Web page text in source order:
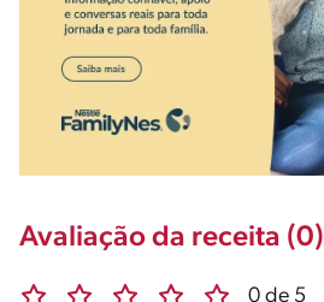
Avaliação da receita (0)
0 de 5